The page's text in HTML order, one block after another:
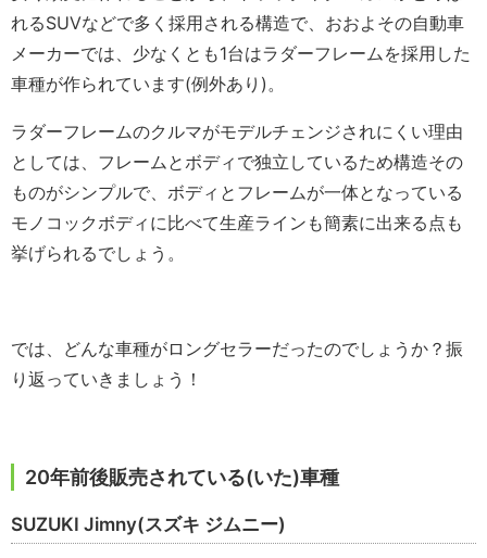
れるSUVなどで多く採用される構造で、おおよその自動車
メーカーでは、少なくとも1台はラダーフレームを採用した
車種が作られています(例外あり)。
ラダーフレームのクルマがモデルチェンジされにくい理由
としては、フレームとボディで独立しているため構造その
ものがシンプルで、ボディとフレームが一体となっている
モノコックボディに比べて生産ラインも簡素に出来る点も
挙げられるでしょう。
では、どんな車種がロングセラーだったのでしょうか？振
り返っていきましょう！
20年前後販売されている(いた)車種
SUZUKI Jimny(スズキ ジムニー)